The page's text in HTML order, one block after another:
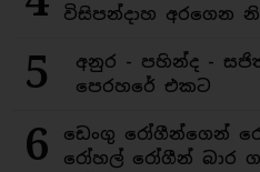
විසිපන්දාහ අරගෙන
5
අනුර - පහින්ද -
පෙරහරේ එකට
6
ඩෙංගු රෝගීන්ගෙන්
රෝහල් රෝගීන් බාර